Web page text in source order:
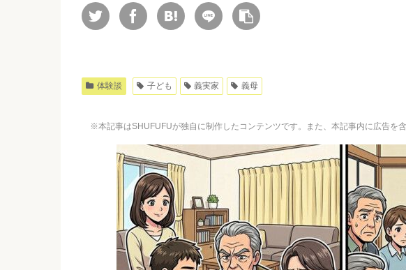
体験談 子ども 義実家 義母
※本記事はSHUFUFUが独自に制作したコンテンツです。また、本記事内に広告を含